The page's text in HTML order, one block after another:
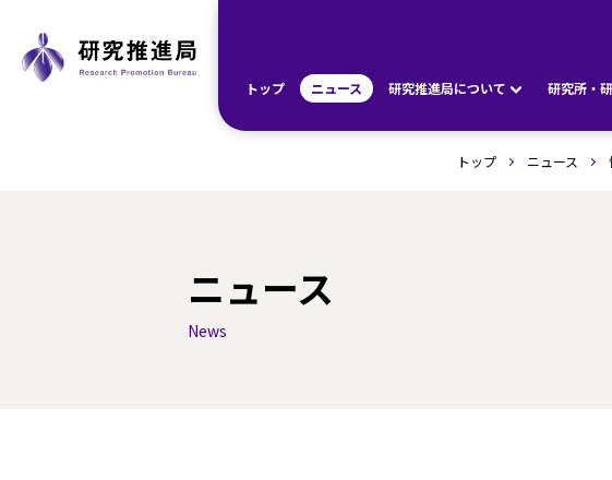
トップ ニュース 研究推進局について 研究所・
トップ ニュース
ニュース
News